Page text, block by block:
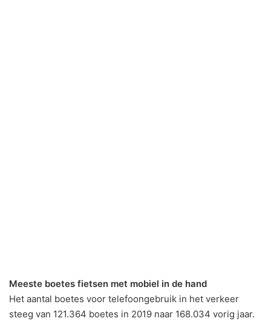
Meeste boetes fietsen met mobiel in de hand
Het aantal boetes voor telefoongebruik in het verkeer
steeg van 121.364 boetes in 2019 naar 168.034 vorig jaar.